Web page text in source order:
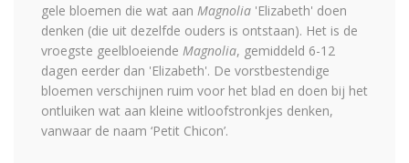
gele bloemen die wat aan Magnolia 'Elizabeth' doen
denken (die uit dezelfde ouders is ontstaan). Het is de
vroegste geelbloeiende Magnolia, gemiddeld 6-12
dagen eerder dan 'Elizabeth'. De vorstbestendige
bloemen verschijnen ruim voor het blad en doen bij het
ontluiken wat aan kleine witloofstronkjes denken,
vanwaar de naam ‘Petit Chicon’.